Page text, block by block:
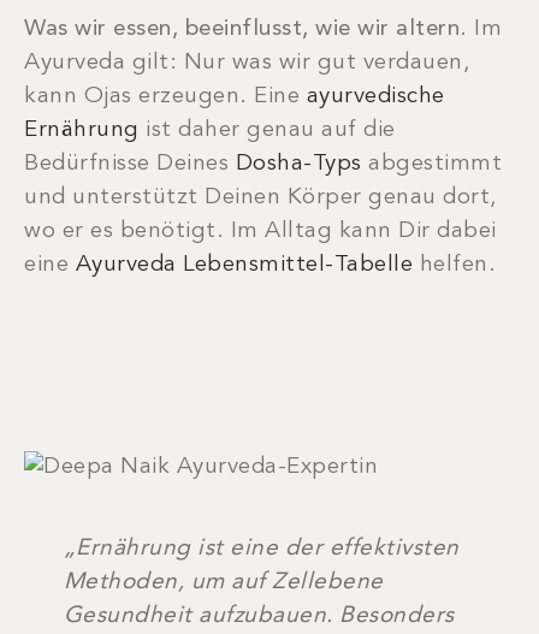
Was wir essen, beeinflusst, wie wir altern. Im
Ayurveda gilt: Nur was wir gut verdauen,
kann Ojas erzeugen. Eine ayurvedische
Ernährung ist daher genau auf die
Bedürfnisse Deines Dosha-Typs abgestimmt
und unterstützt Deinen Körper genau dort,
wo er es benötigt. Im Alltag kann Dir dabei
eine Ayurveda Lebensmittel-Tabelle helfen.
„Ernährung ist eine der effektivsten
Methoden, um auf Zellebene
Gesundheit aufzubauen. Besonders